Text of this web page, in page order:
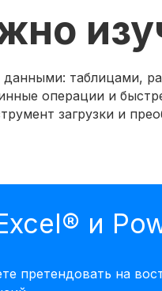
таблицами,
операции и
загрузки и
и
претендовать на